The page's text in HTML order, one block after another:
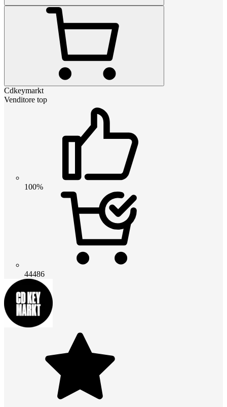
Cdkeymarkt
Venditore top
100%
44486